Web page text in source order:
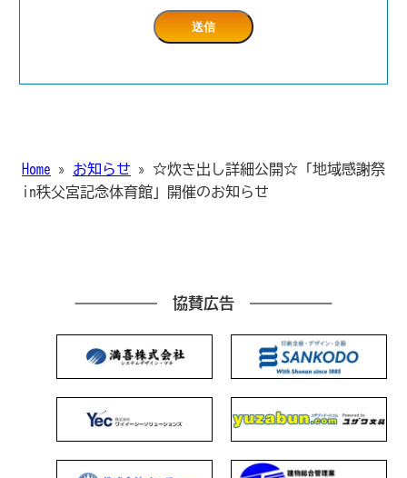
Home » お知らせ » ☆炊き出し詳細公開☆「地域感謝祭
in秩父宮記念体育館」開催のお知らせ
協賛広告